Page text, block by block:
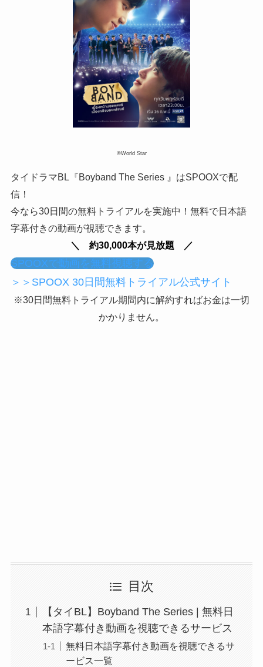
©World Star
タイドラマBL『Boyband The Series 』はSPOOXで配
信！
今なら30日間の無料トライアルを実施中！無料で日本語
字幕付きの動画が視聴できます。
＼ 約30,000本が見放題 ／
SPOOXで動画を無料視聴する
＞＞SPOOX 30日間無料トライアル公式サイト
※30日間無料トライアル期間内に解約すればお金は一切
かかりません。
目次
【タイBL】Boyband The Series | 無料日
本語字幕付き動画を視聴できるサービス
無料日本語字幕付き動画を視聴できるサ
ービス一覧